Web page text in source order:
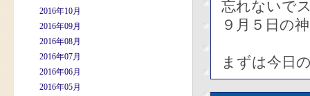
2016年10月
2016年09月
2016年08月
2016年07月
2016年06月
2016年05月
忘れないで
９月５日の
まずは今日